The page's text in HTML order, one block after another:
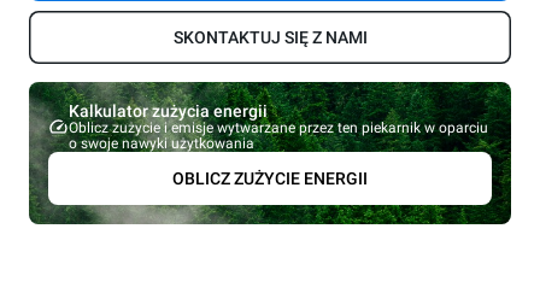
SKONTAKTUJ SIĘ Z NAMI
Kalkulator zużycia energii
Oblicz zużycie i emisje wytwarzane przez ten piekarnik w oparciu
o swoje nawyki użytkowania
OBLICZ ZUŻYCIE ENERGII